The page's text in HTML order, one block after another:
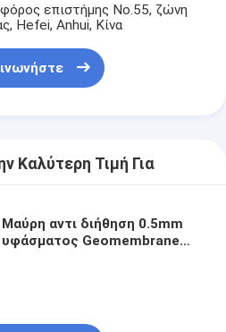
επιστήμης No.55, ζώνη
Hefei, Anhui, Κίνα
Καλύτερη Τιμή Για
Μαύρη αντι διήθηση 0.5mm
υφάσματος Geomembrane